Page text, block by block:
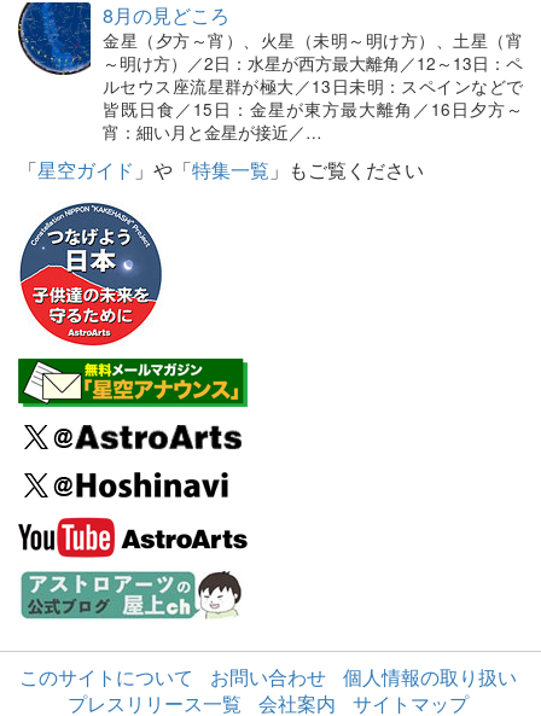
8月の見どころ
金星（夕方～宵）、火星（未明～明け方）、土星（宵
～明け方）／2日：水星が西方最大離角／12～13日：ペ
ルセウス座流星群が極大／13日未明：スペインなどで
皆既日食／15日：金星が東方最大離角／16日夕方～
宵：細い月と金星が接近／…
「星空ガイド 」や「特集一覧 」もご覧ください
このサイトについて お問い合わせ
個人情報の取り扱い
プレスリリース一覧
会社案内 サイトマップ